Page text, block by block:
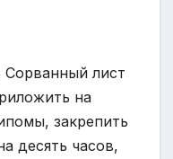
Сорванный лист
на
закрепить
десять часов,